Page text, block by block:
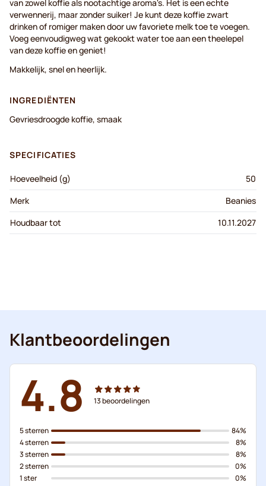
van zowel koffie als nootachtige aroma's. Het is een echte
verwennerij, maar zonder suiker! Je kunt deze koffie zwart
drinken of romiger maken door uw favoriete melk toe te voegen.
Voeg eenvoudigweg wat gekookt water toe aan een theelepel
van deze koffie en geniet!
Makkelijk, snel en heerlijk.
INGREDIËNTEN
Gevriesdroogde koffie, smaak
SPECIFICATIES
Hoeveelheid (g)
50
Merk
Beanies
Houdbaar tot
10.11.2027
Klantbeoordelingen
4.8 13beoordelingen
5 sterren
4 sterren
3 sterren
2 sterren
1 ster
84%
8%
8%
0%
0%